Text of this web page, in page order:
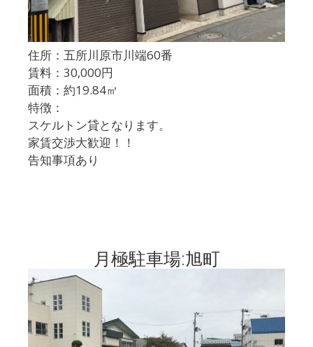
住所：五所川原市川端60番
賃料：30,000円
面積：約19.84㎡
特徴：
スケルトン貸となります。
家賃交渉大歓迎！！
告知事項あり
月極駐車場:旭町